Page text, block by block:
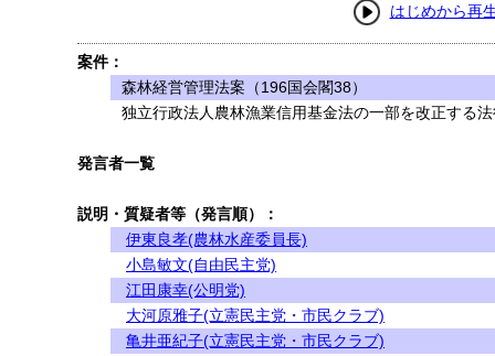
はじめから再
案件：
森林経営管理法案（196国会閣38）
独立行政法人農林漁業信用基金法の一部を改正する
発言者一覧
説明・質疑者等（発言順）：
伊東良孝(農林水産委員長)
小島敏文(自由民主党)
江田康幸(公明党)
大河原雅子(立憲民主党・市民クラブ)
亀井亜紀子(立憲民主党・市民クラブ)